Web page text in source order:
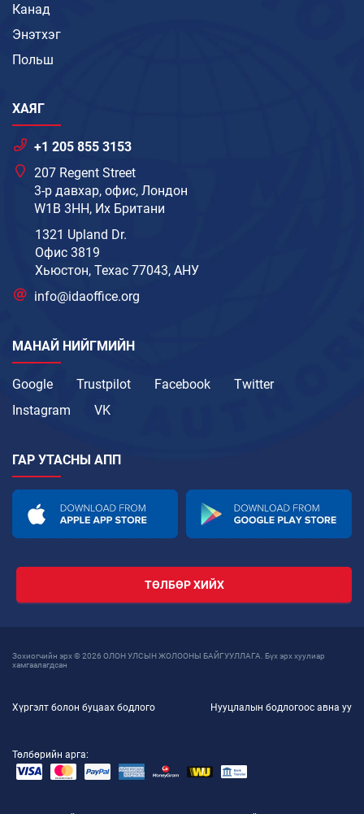
Канад
Энэтхэг
Польш
ХАЯГ
+1 205 855 3153
207 Regent Street
3-р давхар, офис, Лондон
W1B 3HH, Их Британи
1321 Upland Dr.
Офис 3819
Хьюстон, Техас 77043, АНУ
info@idaoffice.org
МАНАЙ НИЙГМИЙН
Google Trustpilot Facebook
Twitter
Instagram
VK
ГАР УТАСНЫ АПП
ТӨЛБӨР ХИЙХ
Зохиогчийн эрх © 2026 ОЛОН УЛСЫН ЖОЛООНЫ БАЙГУУЛЛАГА. Бүх эрх хуулиар
хамгаалагдсан
Хүргэлт болон буцаах бодлого Нууцлалын бодлогоос авна уу
Төлбөрийн арга: